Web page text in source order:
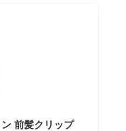
前髪クリップ